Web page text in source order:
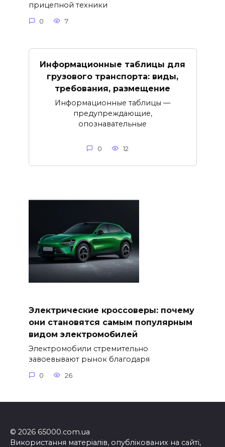
прицепной техники
0 7
Информационные таблицы для
грузового транспорта: виды,
требования, размещение
Информационные таблицы —
предупреждающие,
опознавательные
0 12
Электрические кроссоверы: почему
они становятся самым популярным
видом электромобилей
Электромобили стремительно
завоевывают рынок благодаря
0 26
© 2026 65000.com.ua
Використання матеріалів, опублікованих на сайті,